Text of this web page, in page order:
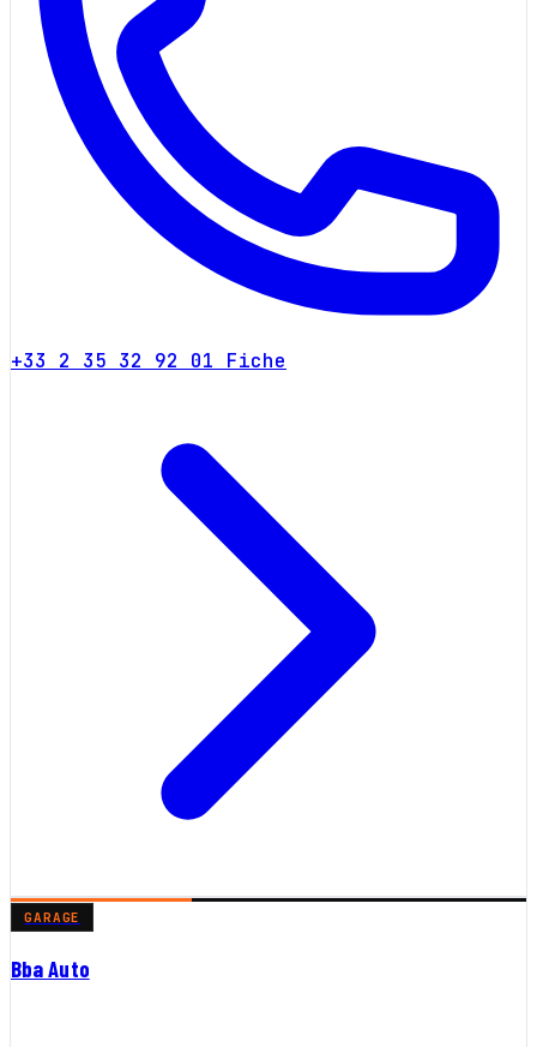
+33 2 35 32 92 01 Fiche
GARAGE
Bba Auto